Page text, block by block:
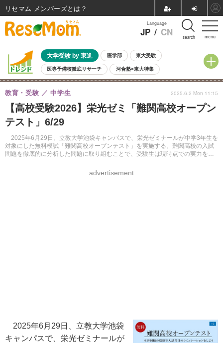
menu
Language
JP / CN search
大学受験 by 東進 医学部 東大受験
医専予備校徹底リサーチ 河合塾×東大特集
親子で考える大学選び 高校受験 中学受験 小学校受験
共通テスト 夏休み
8月開催イベント・WS 全国公立高校 過去問 人気記事
自由研究教材（小学生向け）
【高校受験2026】栄光ゼミ「難関高校オープン
テスト」6/29
2025年6月29日、立教大学池袋キャンパスで、栄光ゼミナールが中学3年生を
対象にした無料模試「難関高校オープンテスト」を実施する。難関高校の入試
問題を徹底的に分析した問題に取り組むことで、受験生は現時点での実力を把
教育・受験 中学生
advertisement
2025.6.2 Mon 11:15
2025年6月29日、立教大学池袋
キャンパスで、栄光ゼミナールが
リセマム メンバーズ